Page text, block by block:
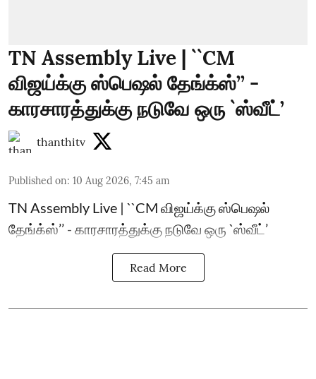
TN Assembly Live | ``CM
விஜய்க்கு ஸ்பெஷல் தேங்க்ஸ்’’ -
காரசாரத்துக்கு நடுவே ஒரு `ஸ்வீட்’
thanthitv
Published on: 10 Aug 2026, 7:45 am
TN Assembly Live | ``CM விஜய்க்கு ஸ்பெஷல்
தேங்க்ஸ்’’ - காரசாரத்துக்கு நடுவே ஒரு `ஸ்வீட்’
Read More